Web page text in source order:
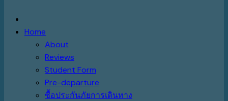
Home
About
Reviews
Student Form
Pre-departure
ซื้อประกันภัยการเดินทาง